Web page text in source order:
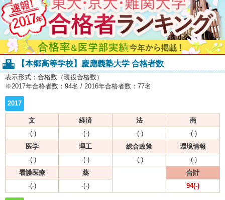
【本郷高等学校】慶應義塾大学 合格者数
表示形式：合格数（現役合格数）
※2017年合格者数：94名 / 2016年合格者数：77名
2017
文 経済 法
商
-(-)
-(-) -(-)
-(-)
医学
理工 総合政策
環境情報
-(-)
-(-) -(-)
-(-)
看護医療
薬
合計
-(-)
-(-) 94(-)